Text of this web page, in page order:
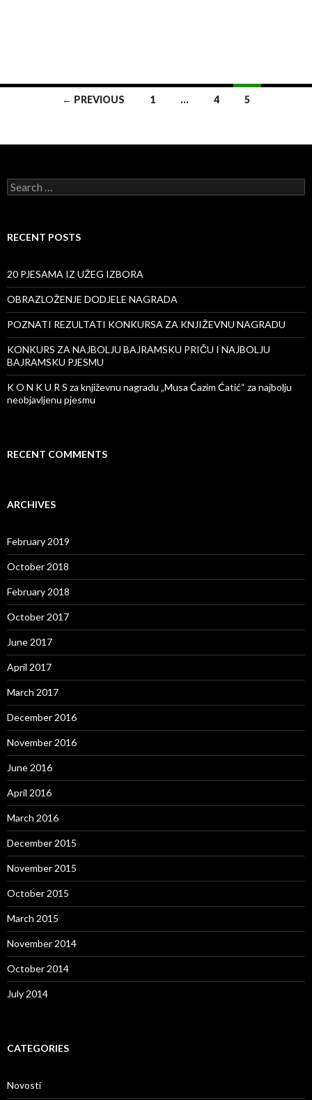
← PREVIOUS 1 … 4 5
Search for:
RECENT POSTS
20 PJESAMA IZ UŽEG IZBORA
OBRAZLOŽENJE DODJELE NAGRADA
POZNATI REZULTATI KONKURSA ZA KNJIŽEVNU NAGRADU
KONKURS ZA NAJBOLJU BAJRAMSKU PRIČU I NAJBOLJU
BAJRAMSKU PJESMU
K O N K U R S za književnu nagradu „Musa Ćazim Ćatić“ za najbolju
neobjavljenu pjesmu
RECENT COMMENTS
ARCHIVES
February 2019
October 2018
February 2018
October 2017
June 2017
April 2017
March 2017
December 2016
November 2016
June 2016
April 2016
March 2016
December 2015
November 2015
October 2015
March 2015
November 2014
October 2014
July 2014
CATEGORIES
Novosti